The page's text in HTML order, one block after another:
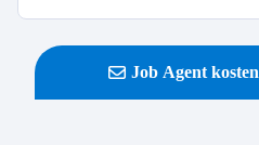
Job Agent